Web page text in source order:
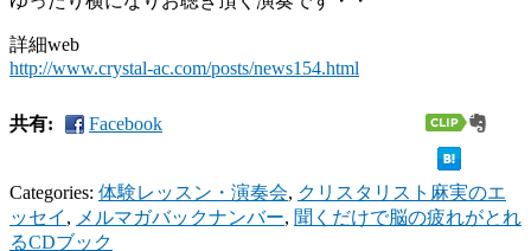
詳細web
http://www.crystal-ac.com/posts/news154.html
共有: Facebook
Categories: 体験レッスン・演奏会, クリスタリスト麻実のエ
ッセイ , メルマガバックナンバー, 聞くだけで脳の疲れがとれ
るCDブック